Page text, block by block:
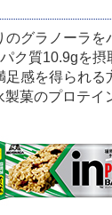
のグラノーラを
ク質10.9gを摂
足感を得られ
製菓のプロテイ